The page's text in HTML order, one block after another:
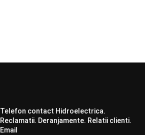
Telefon contact Hidroelectrica.
Reclamatii. Deranjamente. Relatii clienti.
Email